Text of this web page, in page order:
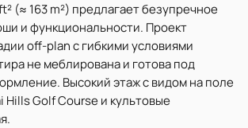
(≈ 163 m²) предлагает безупречное
и функциональности. Проект
off-plan с гибкими условиями
не меблирована и готова под
Высокий этаж с видом на поле
Hills Golf Course и культовые